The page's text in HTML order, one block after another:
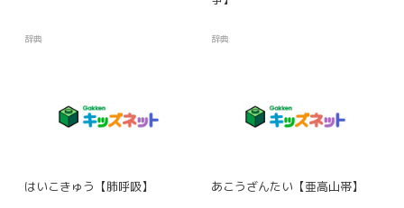
辞典 辞典
はいこきゅう【肺呼吸】 あこうざんたい【亜高山帯】